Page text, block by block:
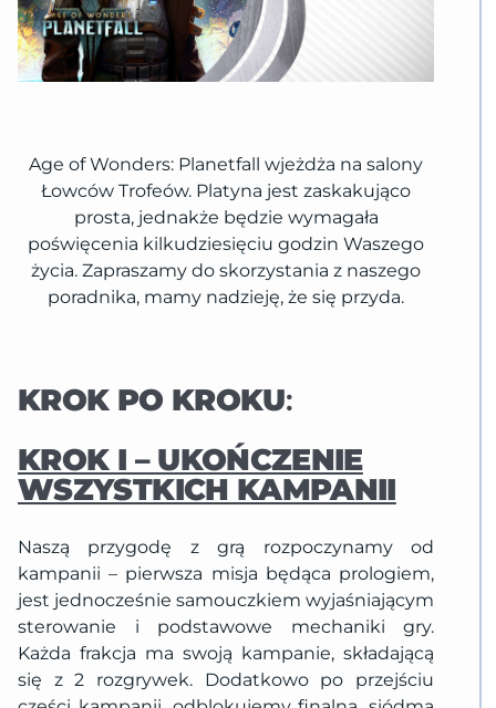
Age of Wonders: Planetfall wjeżdża na salony
Łowców Trofeów. Platyna jest zaskakująco
prosta, jednakże będzie wymagała
poświęcenia kilkudziesięciu godzin Waszego
życia. Zapraszamy do skorzystania z naszego
poradnika, mamy nadzieję, że się przyda.
KROK PO KROKU:
KROK I – UKOŃCZENIE
WSZYSTKICH KAMPANII
Naszą przygodę z grą rozpoczynamy od
kampanii – pierwsza misja będąca prologiem,
jest jednocześnie samouczkiem wyjaśniającym
sterowanie i podstawowe mechaniki gry.
Każda frakcja ma swoją kampanie, składającą
się z 2 rozgrywek. Dodatkowo po przejściu